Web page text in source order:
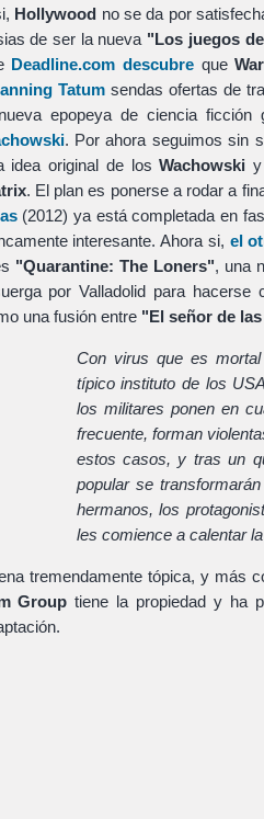
Hollywood no se da por
de ser la nueva "Los juegos
Deadline.com descubreque
Tatumsendas ofertas de
epopeya de ciencia ficción
. Por ahora seguimos sin
idea original de losWachowski
. El plan es ponerse a rodar a
(2012) ya está completada en
interesante. Ahora si, el
"Quarantine: The Loners", una
por Valladolid para
una fusión entre "El señor de
Con virus que es
típico instituto de los
los militares ponen en
frecuente, forman
estos casos, y tras un
popular se
hermanos, los
les comience a calentar
tremendamente tópica, y más
Group tiene la propiedad y ha